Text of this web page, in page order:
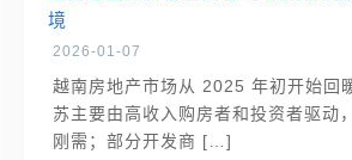
境
2026-01-07
越南房地产市场从 2025 年初开始回
苏主要由高收入购房者和投资者驱动
刚需；部分开发商 […]